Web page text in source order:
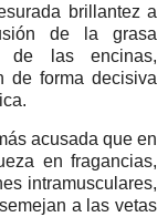
brillantez a
de la grasa
de las encinas,
de forma decisiva
acusada que en
en fragancias,
intramusculares,
a las vetas